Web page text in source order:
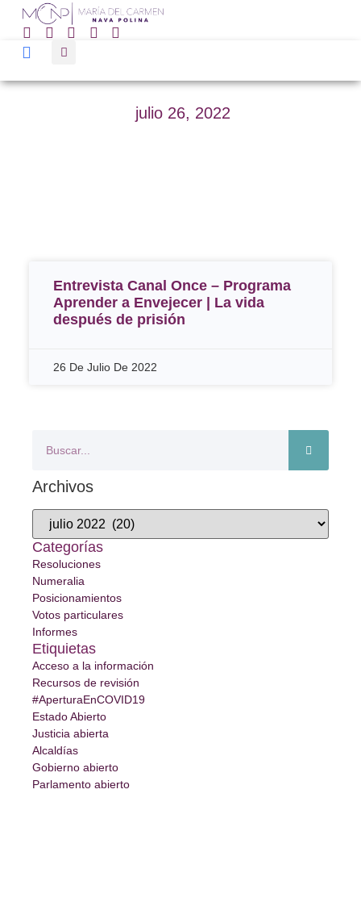
julio 26, 2022
Entrevista Canal Once – Programa
Aprender a Envejecer | La vida
después de prisión
26 De Julio De 2022
Archivos
Categorías
Resoluciones
Numeralia
Posicionamientos
Votos particulares
Informes
Etiquietas
Acceso a la información
Recursos de revisión
#AperturaEnCOVID19
Estado Abierto
Justicia abierta
Alcaldías
Gobierno abierto
Parlamento abierto